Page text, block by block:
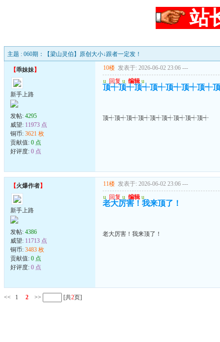
站
主题 : 060期：【梁山灵伯】原创大小↓跟者一定发！
【乖妹妹】
新手上路
发帖: 4295
威望: 11973 点
铜币: 3621 枚
贡献值: 0 点
好评度: 0 点
10楼 发表于: 2026-06-02 23:06 ---
u 回复 u 编辑 u
顶┽顶┽顶┽顶┽顶┽顶┽顶┽
顶┽顶┽顶┽顶┽顶┽顶┽顶┽顶┽顶┽
【火爆作者】
新手上路
发帖: 4386
威望: 11713 点
铜币: 3483 枚
贡献值: 0 点
好评度: 0 点
11楼 发表于: 2026-06-02 23:06 ---
u 回复 u 编辑 u
老大厉害！我来顶了！
老大厉害！我来顶了！
<< 1 2 >> [共2页]